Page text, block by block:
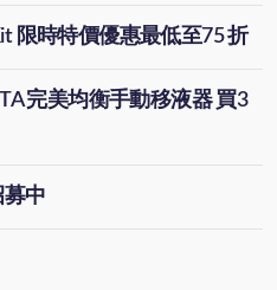
限時特價優惠最低至75 折
完美均衡手動移液器 買3
募中